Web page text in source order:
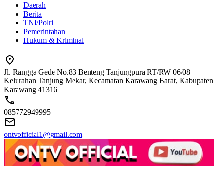
Daerah
Berita
TNI/Polri
Pemerintahan
Hukum & Kriminal
Jl. Rangga Gede No.83 Benteng Tanjungpura RT/RW 06/08
Kelurahan Tanjung Mekar, Kecamatan Karawang Barat, Kabupaten
Karawang 41316
085772949995
ontvofficial1@gmail.com